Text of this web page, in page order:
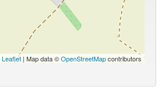
Leaflet | Map data ©OpenStreetMapcontributors